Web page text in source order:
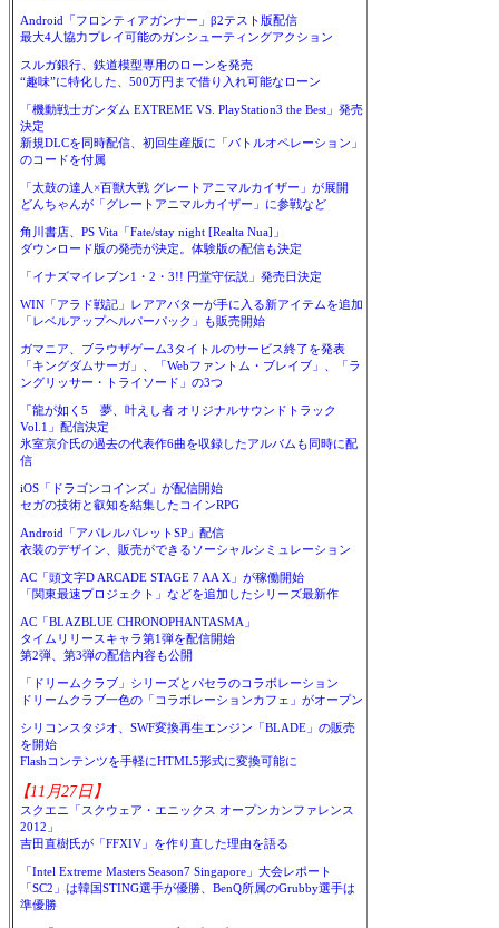
Android「フロンティアガンナー」β2テスト版配信
最大4人協力プレイ可能のガンシューティングアクション
スルガ銀行、鉄道模型専用のローンを発売
“趣味”に特化した、500万円まで借り入れ可能なローン
「機動戦士ガンダム EXTREME VS. PlayStation3 the Best」発売
決定
新規DLCを同時配信、初回生産版に「バトルオペレーション」
のコードを付属
「太鼓の達人×百獣大戦 グレートアニマルカイザー」が展開
どんちゃんが「グレートアニマルカイザー」に参戦など
角川書店、PS Vita「Fate/stay night [Realta Nua]」
ダウンロード版の発売が決定。体験版の配信も決定
「イナズマイレブン1・2・3!! 円堂守伝説」発売日決定
WIN「アラド戦記」レアアバターが手に入る新アイテムを追加
「レベルアップヘルパーパック」も販売開始
ガマニア、ブラウザゲーム3タイトルのサービス終了を発表
「キングダムサーガ」、「Webファントム・ブレイブ」、「ラ
ングリッサー・トライソード」の3つ
「龍が如く5 夢、叶えし者 オリジナルサウンドトラック
Vol.1」配信決定
氷室京介氏の過去の代表作6曲を収録したアルバムも同時に配
信
iOS「ドラゴンコインズ」が配信開始
セガの技術と叡知を結集したコインRPG
Android「アパレルパレットSP」配信
衣装のデザイン、販売ができるソーシャルシミュレーション
AC「頭文字D ARCADE STAGE 7 AA X」が稼働開始
「関東最速プロジェクト」などを追加したシリーズ最新作
AC「BLAZBLUE CHRONOPHANTASMA」
タイムリリースキャラ第1弾を配信開始
第2弾、第3弾の配信内容も公開
「ドリームクラブ」シリーズとパセラのコラボレーション
ドリームクラブ一色の「コラボレーションカフェ」がオープン
シリコンスタジオ、SWF変換再生エンジン「BLADE」の販売
を開始
Flashコンテンツを手軽にHTML5形式に変換可能に
【11月27日】
スクエニ「スクウェア・エニックス オープンカンファレンス
2012」
吉田直樹氏が「FFXIV」を作り直した理由を語る
「Intel Extreme Masters Season7 Singapore」大会レポート
「SC2」は韓国STING選手が優勝、BenQ所属のGrubby選手は
準優勝